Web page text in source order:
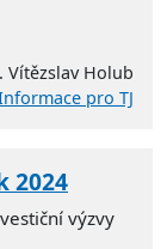
Vítězslav Holub
pro TJ
2024
výzvy